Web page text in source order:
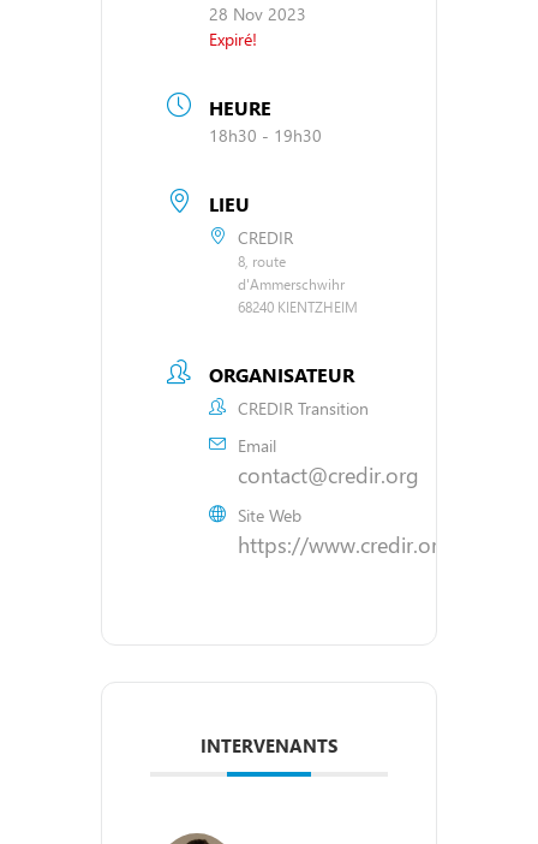
28 Nov 2023
Expiré!
HEURE
18h30 - 19h30
LIEU
CREDIR
8, route
d'Ammerschwihr
68240 KIENTZHEIM
ORGANISATEUR
CREDIR Transition
Email
contact@credir.org
Site Web
https://www.credir.org
INTERVENANTS